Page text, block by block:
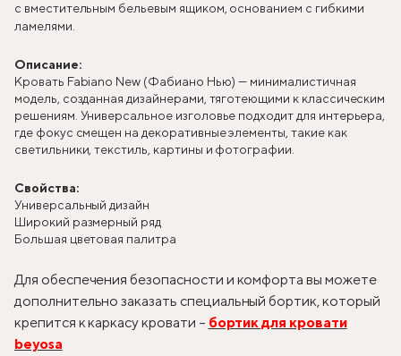
с вместительным бельевым ящиком, основанием с гибкими
ламелями.
Описание:
Кровать Fabiano New (Фабиано Нью) — минималистичная
модель, созданная дизайнерами, тяготеющими к классическим
решениям. Универсальное изголовье подходит для интерьера,
где фокус смещен на декоративные элементы, такие как
светильники, текстиль, картины и фотографии.
Свойства:
Универсальный дизайн
Широкий размерный ряд
Большая цветовая палитра
Для обеспечения безопасности и комфорта вы можете
дополнительно заказать специальный бортик, который
крепится к каркасу кровати – бортик для кровати
beyosa